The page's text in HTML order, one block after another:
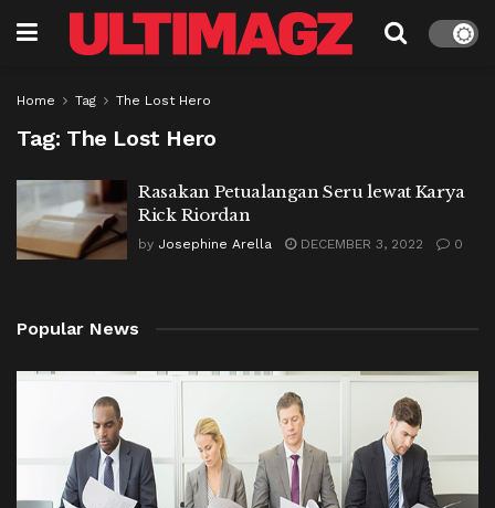
Home Tag The Lost Hero
Tag: The Lost Hero
Rasakan Petualangan Seru lewat Karya
Rick Riordan
by Josephine Arella DECEMBER 3, 2022 0
Popular News